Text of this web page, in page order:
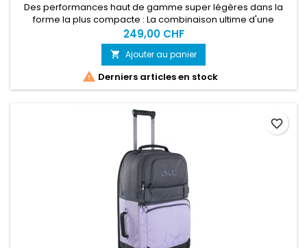
Des performances haut de gamme super légères dans la
forme la plus compacte : La combinaison ultime d'une
protection maximale (niveau 2) et d'un soutien dorsal
optimal en fait le sac à dos protecteur parfait pour les
courses ou les randonnées ambitieuses.
249,00 CHF
 Ajouter au panier
 Derniers articles en stock
favorite_border